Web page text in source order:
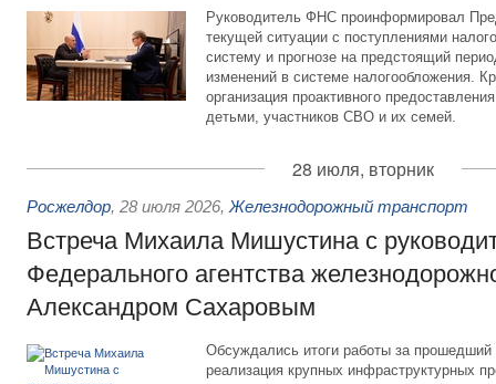
Руководитель ФНС проинформировал
текущей ситуации с поступлениями
систему и прогнозе на предстоящий
изменений в системе налогообложения.
организация проактивного
детьми, участников СВО и их семей.
28 июля, вторник
Росжелдор, 28 июля 2026, Железнодорожный транспорт
Встреча Михаила Мишустина с
Федерального агентства
Александром Сахаровым
Обсуждались итоги работы за
реализация крупных инфраструктурных